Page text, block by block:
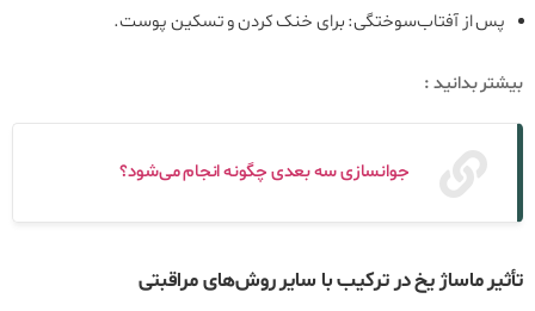
پس از آفتاب‌سوختگی: برای خنک کردن و تسکین پوست.
بیشتر بدانید :
جوانسازی سه بعدی چگونه انجام می‌شود؟
تأثیر ماساژ یخ در ترکیب با سایر روش‌های مراقبتی